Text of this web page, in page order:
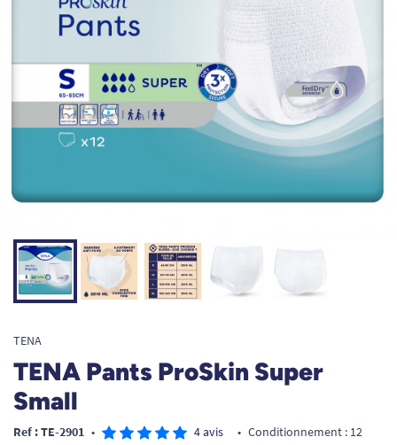
TENA
TENA Pants ProSkin Super
Small
Ref : TE-2901 • 4 avis • Conditionnement : 12